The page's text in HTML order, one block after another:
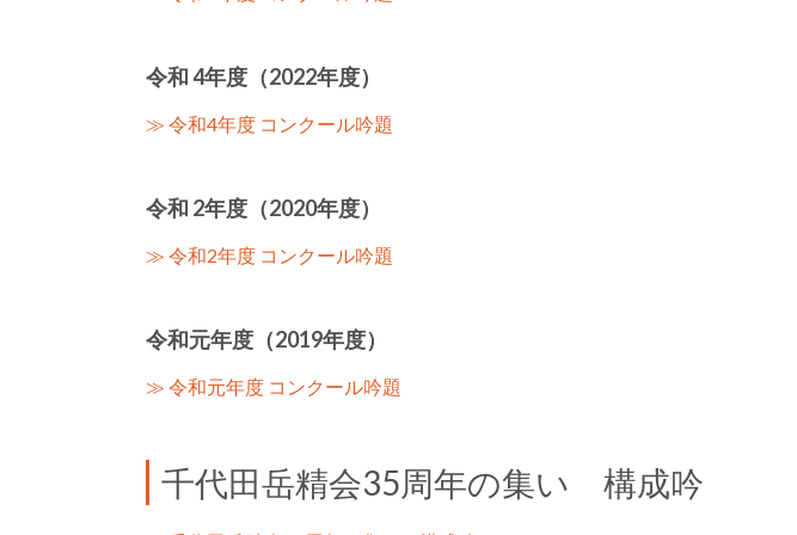
令和 4年度（2022年度）
≫ 令和4年度 コンクール吟題
令和 2年度（2020年度）
≫ 令和2年度 コンクール吟題
令和元年度（2019年度）
≫ 令和元年度 コンクール吟題
千代田岳精会35周年の集い 構成吟